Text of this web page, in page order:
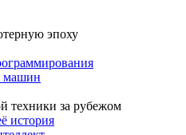
эпоху
машин
техники за рубежом
история